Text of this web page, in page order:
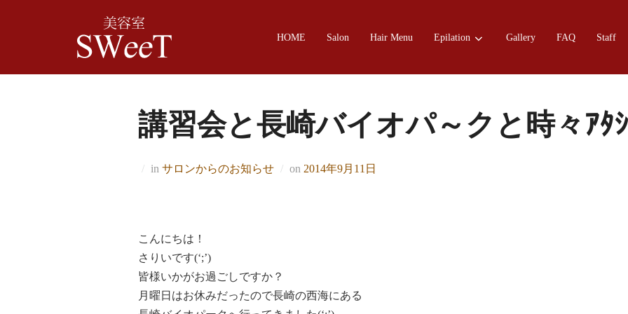
HOME Salon Hair Menu Epilation Gallery FAQ Staff
講習会と長崎バイオパ～クと時々ｱﾀｼ
in サロンからのお知らせ on Posted
2014年9月11日
こんにちは！
さりいです(‘;’)
皆様いかがお過ごしですか？
月曜日はお休みだったので長崎の西海にある